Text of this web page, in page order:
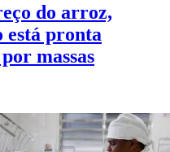
do arroz,
está pronta
massas